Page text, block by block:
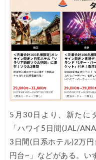
03/19 HIS) オーストラリ
03/19 Expedia) 春旅・
03/19 サプライス) 海外
03/17 HIS) 北欧添乗員同
03/17 JAL) 海外ダイナミ
03/17 HIS) 海外航空券
03/17 HIS) ANA便(航空
5月30日より、新たに
「ハワイ5日間(JAL/
3日間(日系ホテル)2万
円台~」などがある。い